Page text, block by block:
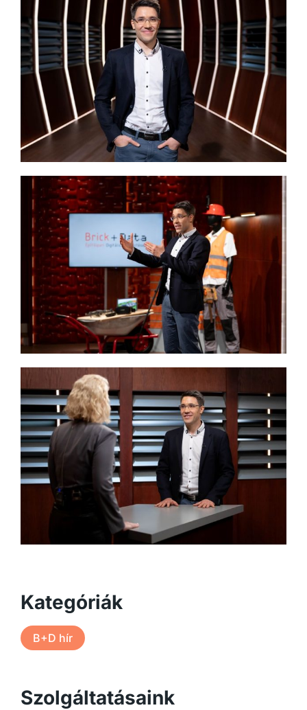
Kategóriák
B+D hír
Szolgáltatásaink